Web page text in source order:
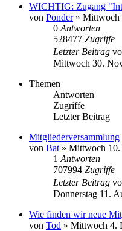
WICHTIG: Zugang
von Ponder» Mittwoch
0 Antworten
528477 Zugriffe
Letzter Beitrag
Mittwoch 30.
Themen
Antworten
Zugriffe
Letzter Beitrag
Mitgliederversammlung
von Bat » Mittwoch 10.
1 Antworten
707994 Zugriffe
Letzter Beitrag
Donnerstag 11.
Wie finden wir neue
von Tod » Mittwoch 4.